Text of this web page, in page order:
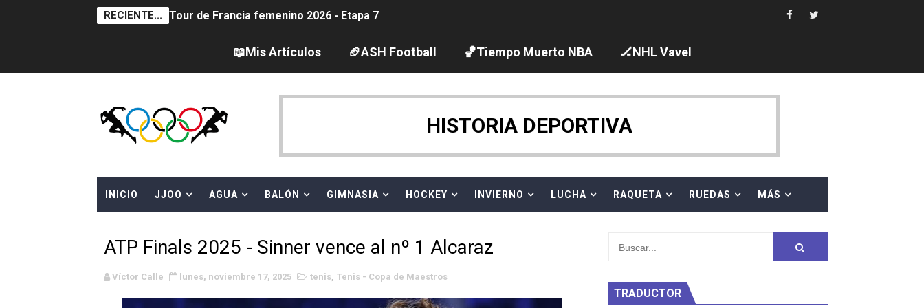
RECIENTE... Tour de Francia femenino 2026 - Etapa 7
Campeonato de Europa en aguas abiertas 2026 (París, Francia) - Wellbrock y Taddeucci los protagonistas. Ángela Martínez fue 5ª en 10km
Campeonato de Europa de saltos 2026 (París, Francia) - Bronce para Jorge y Ana Carvajal en plataforma. 5 orazos para Chiara Pellacani,
Women's Pro Baseball League 2026
Campeonato de Europa de pentatlón moderno 2026 (Estambul, Turquía)
AEW - Adam Page con Brodido desbancan una semana después a The Demand por tríos en el Grand Slam Mexico
📖Mis Artículos 🏈ASH Football 🏀Tiempo Muerto NBA 🏒NHL Vavel
HISTORIA DEPORTIVA
INICIO JJOO AGUA BALÓN GIMNASIA HOCKEY INVIERNO LUCHA RAQUETA RUEDAS MÁS
ATP Finals 2025 - Sinner vence al nº 1 Alcaraz
Víctor Calle lunes, noviembre 17, 2025 tenis, Tenis - Copa de Maestros
TRADUCTOR